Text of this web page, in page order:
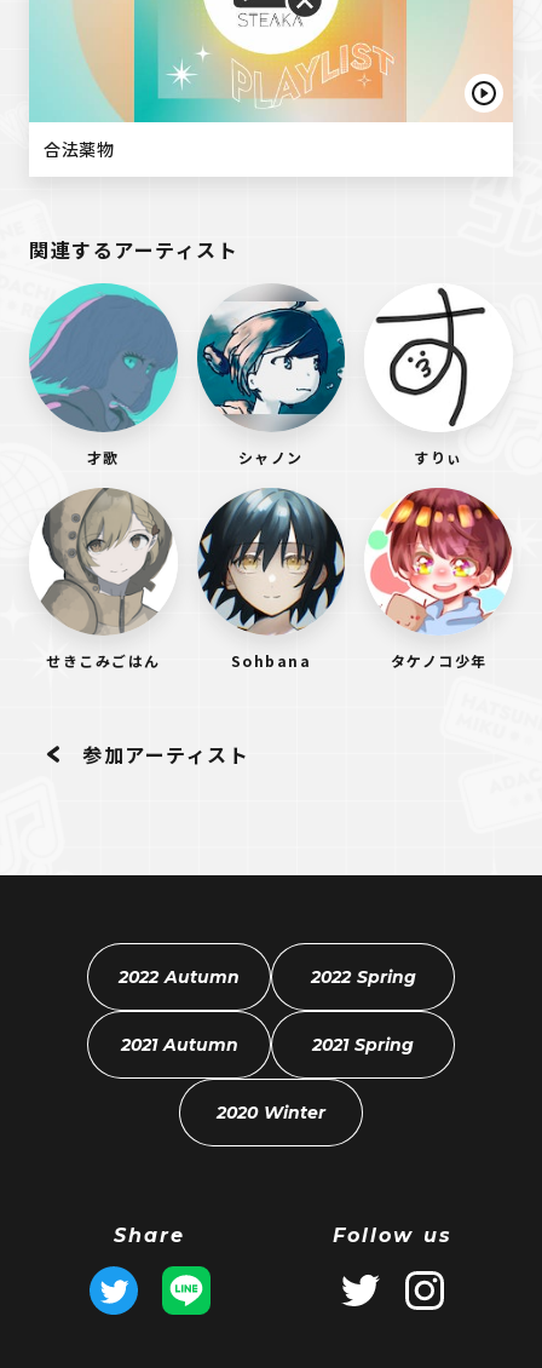
合法薬物
関連するアーティスト
才歌 シャノン すりぃ
せきこみごはん Sohbana タケノコ少年
参加アーティスト
2022 Autumn 2022 Spring
2021 Autumn 2021 Spring
2020 Winter
Share Follow us